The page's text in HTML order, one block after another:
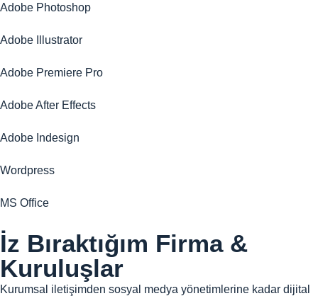
Adobe Photoshop
Adobe Illustrator
Adobe Premiere Pro
Adobe After Effects
Adobe Indesign
Wordpress
MS Office
İz Bıraktığım Firma &
Kuruluşlar
Kurumsal iletişimden sosyal medya yönetimlerine kadar dijital